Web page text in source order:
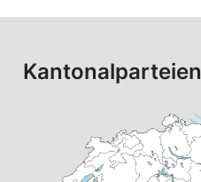
Kantonalparteien